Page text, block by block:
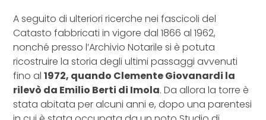
A seguito di ulteriori ricerche nei fascicoli del
Catasto fabbricati in vigore dal 1866 al 1962,
nonché presso l’Archivio Notarile si è potuta
ricostruire la storia degli ultimi passaggi avvenuti
fino al1972, quando Clemente Giovanardi la
rilevò da Emilio Berti di Imola. Da allora la torre è
stata abitata per alcuni anni e, dopo una parentesi